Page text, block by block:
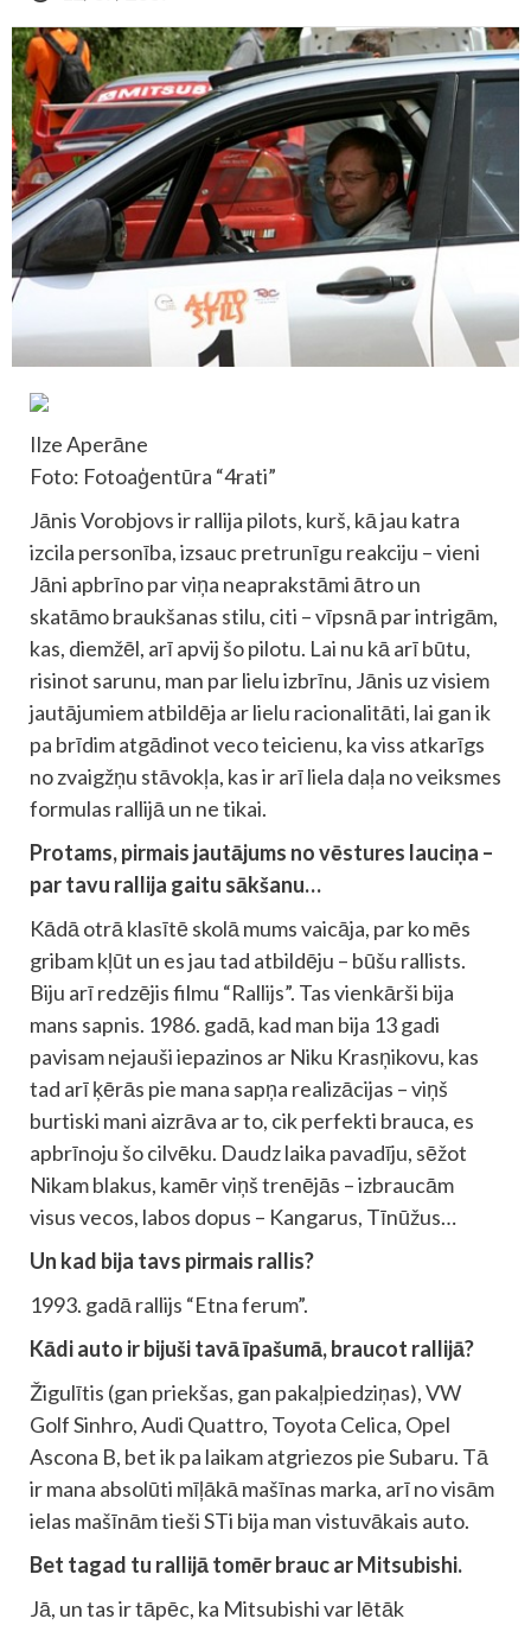
Ilze Aperāne
Foto: Fotoaģentūra “4rati”
Jānis Vorobjovs ir rallija pilots, kurš, kā jau katra
izcila personība, izsauc pretrunīgu reakciju – vieni
Jāni apbrīno par viņa neaprakstāmi ātro un
skatāmo braukšanas stilu, citi – vīpsnā par intrigām,
kas, diemžēl, arī apvij šo pilotu. Lai nu kā arī būtu,
risinot sarunu, man par lielu izbrīnu, Jānis uz visiem
jautājumiem atbildēja ar lielu racionalitāti, lai gan ik
pa brīdim atgādinot veco teicienu, ka viss atkarīgs
no zvaigžņu stāvokļa, kas ir arī liela daļa no veiksmes
formulas rallijā un ne tikai.
Protams, pirmais jautājums no vēstures lauciņa –
par tavu rallija gaitu sākšanu…
Kādā otrā klasītē skolā mums vaicāja, par ko mēs
gribam kļūt un es jau tad atbildēju – būšu rallists.
Biju arī redzējis filmu “Rallijs”. Tas vienkārši bija
mans sapnis. 1986. gadā, kad man bija 13 gadi
pavisam nejauši iepazinos ar Niku Krasņikovu, kas
tad arī ķērās pie mana sapņa realizācijas – viņš
burtiski mani aizrāva ar to, cik perfekti brauca, es
apbrīnoju šo cilvēku. Daudz laika pavadīju, sēžot
Nikam blakus, kamēr viņš trenējās – izbraucām
visus vecos, labos dopus – Kangarus, Tīnūžus…
Un kad bija tavs pirmais rallis?
1993. gadā rallijs “Etna ferum”.
Kādi auto ir bijuši tavā īpašumā, braucot rallijā?
Žigulītis (gan priekšas, gan pakaļpiedziņas), VW
Golf Sinhro, Audi Quattro, Toyota Celica, Opel
Ascona B, bet ik pa laikam atgriezos pie Subaru. Tā
ir mana absolūti mīļākā mašīnas marka, arī no visām
ielas mašīnām tieši STi bija man vistuvākais auto.
Bet tagad tu rallijā tomēr brauc ar Mitsubishi.
Jā, un tas ir tāpēc, ka Mitsubishi var lētāk